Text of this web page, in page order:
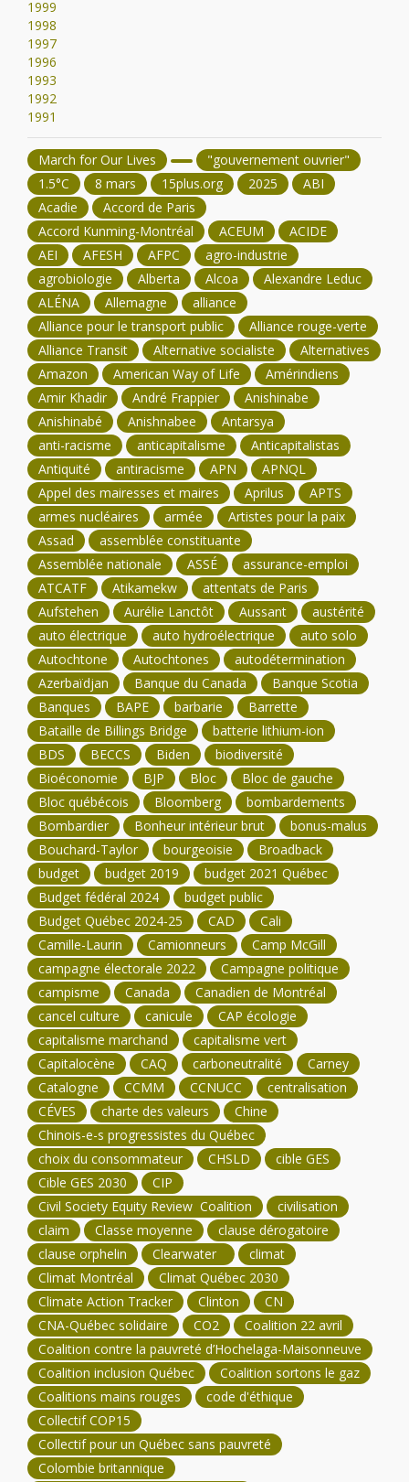
1999
1998
1997
1996
1993
1992
1991
March for Our Lives
"gouvernement ouvrier"
1.5°C
8 mars 15plus.org 2025
ABI
Acadie
Accord de Paris
Accord Kunming-Montréal
ACEUM
ACIDE
AEI
AFESH AFPC
agro-industrie
agrobiologie
Alberta Alcoa
Alexandre Leduc
ALÉNA
Allemagne
alliance
Alliance pour le transport public
Alliance rouge-verte
Alliance Transit
Alternative socialiste
Alternatives
Amazon
American Way of Life
Amérindiens
Amir Khadir
André Frappier
Anishinabe
Anishinabé
Anishnabee
Antarsya
anti-racisme
anticapitalisme
Anticapitalistas
Antiquité
antiracisme APN
APNQL
Appel des mairesses et maires
Aprilus
APTS
armes nucléaires
armée
Artistes pour la paix
Assad
assemblée constituante
Assemblée nationale
ASSÉ
assurance-emploi
ATCATF
Atikamekw
attentats de Paris
Aufstehen
Aurélie Lanctôt Aussant
austérité
auto électrique
auto hydroélectrique
auto solo
Autochtone
Autochtones
autodétermination
Azerbaïdjan
Banque du Canada
Banque Scotia
Banques
BAPE barbarie
Barrette
Bataille de Billings Bridge
batterie lithium-ion
BDS
BECCS Biden
biodiversité
Bioéconomie
BJP Bloc
Bloc de gauche
Bloc québécois
Bloomberg
bombardements
Bombardier
Bonheur intérieur brut
bonus-malus
Bouchard-Taylor
bourgeoisie
Broadback
budget
budget 2019
budget 2021 Québec
Budget fédéral 2024
budget public
Budget Québec 2024-25
CAD
Cali
Camille-Laurin
Camionneurs
Camp McGill
campagne électorale 2022
Campagne politique
campisme
Canada
Canadien de Montréal
cancel culture
canicule
CAP écologie
capitalisme marchand
capitalisme vert
Capitalocène
CAQ carboneutralité
Carney
Catalogne
CCMM CCNUCC
centralisation
CÉVES
charte des valeurs
Chine
Chinois-e-s progressistes du Québec
choix du consommateur
CHSLD
cible GES
Cible GES 2030
CIP
Civil Society Equity Review Coalition
civilisation
claim
Classe moyenne
clause dérogatoire
clause orphelin
Clearwater
climat
Climat Montréal
Climat Québec 2030
Climate Action Tracker
Clinton
CN
CNA-Québec solidaire
CO2
Coalition 22 avril
Coalition contre la pauvreté d’Hochelaga-Maisonneuve
Coalition inclusion Québec
Coalition sortons le gaz
Coalitions mains rouges
code d'éthique
Collectif COP15
Collectif pour un Québec sans pauvreté
Colombie britannique